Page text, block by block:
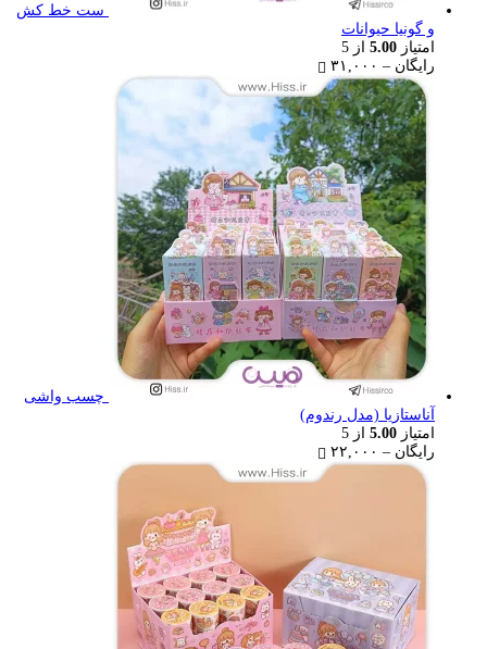
ست خط کش
و گونیا حیوانات
امتیاز 5.00 از 5
رایگان – ۳۱,۰۰۰
range:
رایگان
through
۳۱,۰۰۰ تومان
چسب واشی
آناستازیا (مدل رندوم)
امتیاز 5.00 از 5
رایگان – ۲۲,۰۰۰
range:
رایگان